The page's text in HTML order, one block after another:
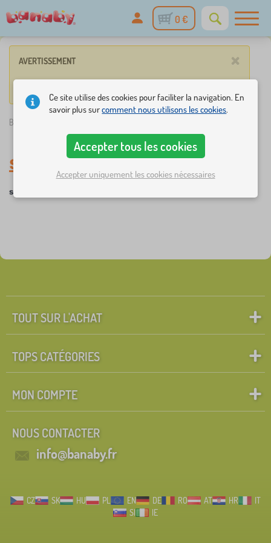
0 €
×
AVERTISSEMENT
Banaby.fr
sas
sas
TOUT SUR L'ACHAT
TOPS CATÉGORIES
MON COMPTE
NOUS CONTACTER
info@banaby.fr
CZ SK HU PL EN DE RO AT HR
IT
SI
IE
Ce site utilise des cookies pour faciliter la navigation. En
savoir plus surcomment nous utilisons les cookies.
Accepter tous les cookies
Accepter uniquement les cookies nécessaires